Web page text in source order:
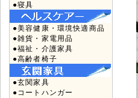
●寝具
●美容健康・環境快適商品
●雑貨・家電用品
●福祉・介護家具
●高齢者椅子
●玄関家具
●コートハンガー